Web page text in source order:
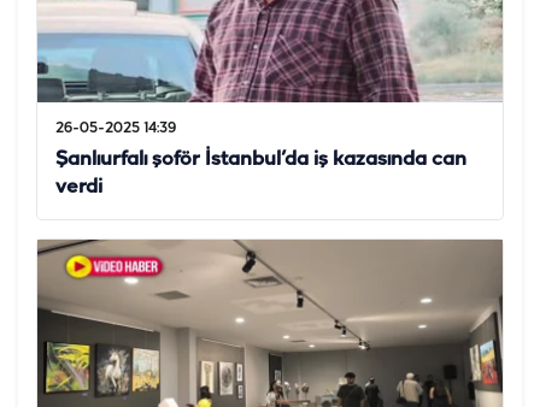
26-05-2025 14:39
Şanlıurfalı şoför İstanbul’da iş kazasında can
verdi